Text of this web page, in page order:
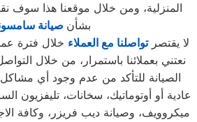
المنزلية، ومن خلال موقعنا هذا سوف
بشأن صيانة
لا يقتصرتواصلنا مع العملاء خلال فترة
نعتني بعملائنا باستمرار، من خلال
الصيانة للتأكد من عدم وجود أي
عادية أو أوتوماتيك، سخانات، تليفزيون
ميكروويف، وصيانة ديب فريزر، وكافة